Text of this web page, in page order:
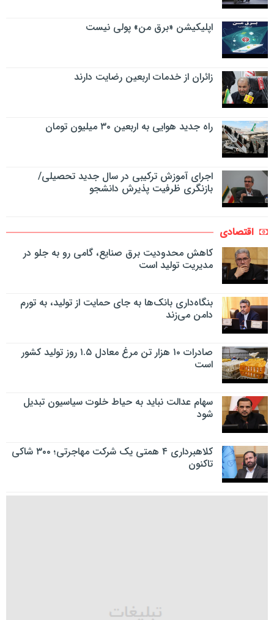
اپلیکیشن «برق من» پولی نیست
زائران از خدمات اربعین رضایت دارند
راه جدید هوایی به اربعین ۳۰ میلیون تومان
اجرای آموزش ترکیبی در سال جدید تحصیلی/
بازنگری ظرفیت پذیرش دانشجو
اقتصادی
کاهش محدودیت برق صنایع، گامی رو به جلو در
مدیریت تولید است
بنگاه‌داری بانک‌ها به جای حمایت از تولید، به تورم
دامن می‌زند
صادرات ۱۰ هزار تن مرغ معادل ۱.۵ روز تولید کشور
است
سهام عدالت نباید به حیاط خلوت سیاسیون تبدیل
شود
کلاهبرداری ۴ همتی یک شرکت مهاجرتی؛ ۳۰۰ شاکی
تاکنون